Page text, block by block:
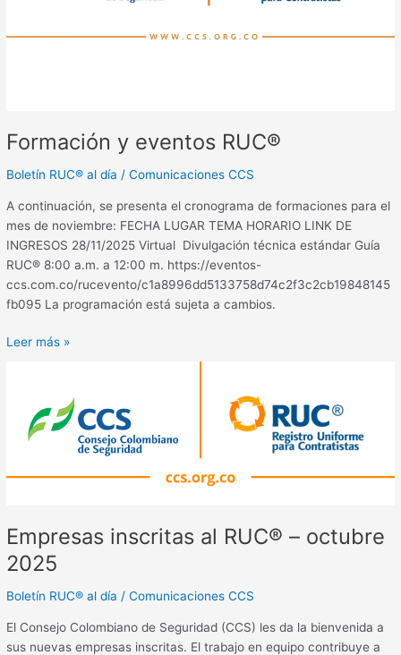
Formación y eventos RUC®
Boletín RUC® al día /Comunicaciones CCS
A continuación, se presenta el cronograma de formaciones para el
mes de noviembre: FECHA LUGAR TEMA HORARIO LINK DE
INGRESOS 28/11/2025 Virtual Divulgación técnica estándar Guía
RUC® 8:00 a.m. a 12:00 m. https://eventos-
ccs.com.co/rucevento/c1a8996dd5133758d74c2f3c2cb19848145
fb095 La programación está sujeta a cambios.
Leer más »
Empresas inscritas al RUC® – octubre
2025
Boletín RUC® al día /Comunicaciones CCS
El Consejo Colombiano de Seguridad (CCS) les da la bienvenida a
sus nuevas empresas inscritas. El trabajo en equipo contribuye a
RUC®